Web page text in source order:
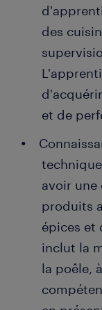
des
et de
avoir une
produits
épices et
inclut la
la poêle,